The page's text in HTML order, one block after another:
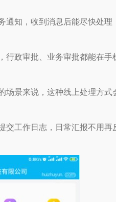
通知，收到消息后能尽快处理
行政审批、业务审批都能在手
场景来说，这种线上处理方式
交工作日志，日常汇报不用再